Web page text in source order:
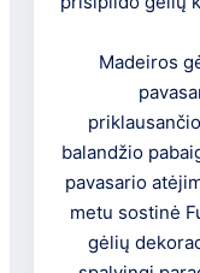
Madeiros
balandžio
pavasario
metu sostinė
gėlių